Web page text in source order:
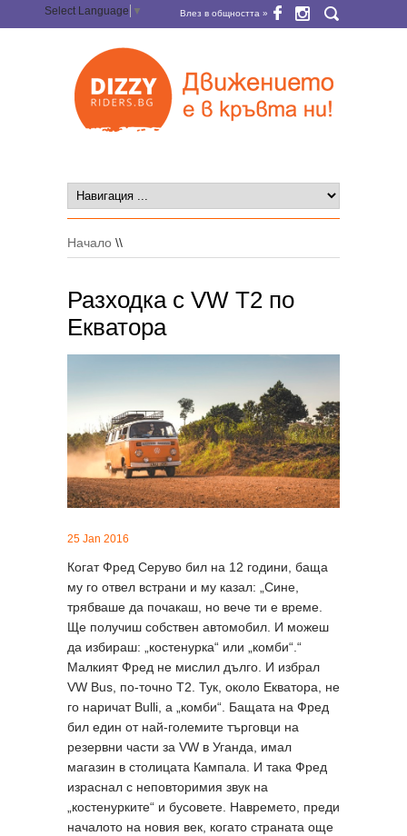
Select Language ▼ Влез в общността »
Начало \\
Разходка с VW Т2 по
Екватора
25 Jan 2016
Когат Фред Серуво бил на 12 години, баща
му го отвел встрани и му казал: „Сине,
трябваше да почакаш, но вече ти е време.
Ще получиш собствен автомобил. И можеш
да избираш: „костенурка“ или „комби“.“
Малкият Фред не мислил дълго. И избрал
VW Bus, по-точно Т2. Тук, около Екватора, не
го наричат Bulli, а „комби“. Бащата на Фред
бил един от най-големите търговци на
резервни части за VW в Уганда, имал
магазин в столицата Кампала. И така Фред
израснал с неповторимия звук на
„костенурките“ и бусовете. Навремето, преди
началото на новия век, когато страната още